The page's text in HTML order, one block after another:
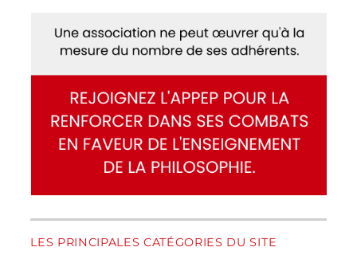
LES PRINCIPALES CATÉGORIES DU SITE